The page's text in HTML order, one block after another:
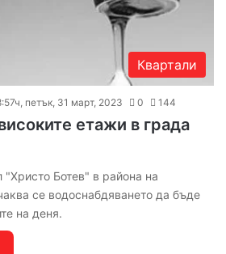
Квартали
петък, 31 март, 2023 0 144
етажи в града
Ботев" в района на
се водоснабдяването да бъде
на деня.